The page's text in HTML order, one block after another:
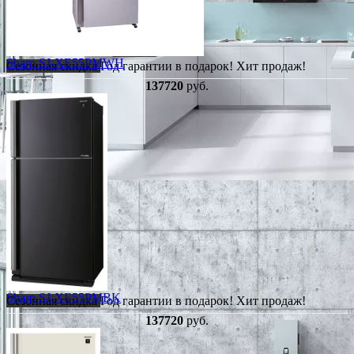
Сезонная скидкаГод гарантии в подарок! Хит продаж!
Sharp SJ-XE55PMWH
137720 руб.
Сезонная скидкаГод гарантии в подарок!Хит продаж!
Sharp SJ-XE55PMBK
137720руб.